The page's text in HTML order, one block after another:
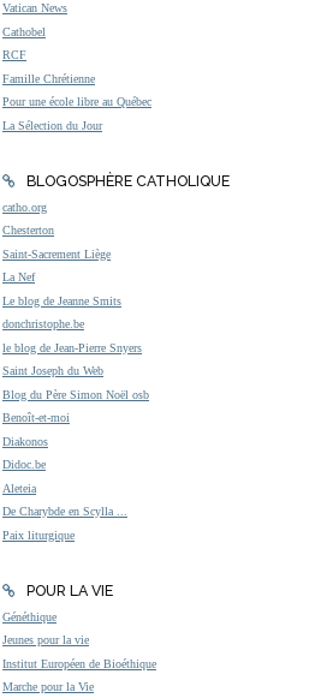
Vatican News
Cathobel
RCF
Famille Chrétienne
Pour une école libre au Québec
La Sélection du Jour
BLOGOSPHÈRE CATHOLIQUE
catho.org
Chesterton
Saint-Sacrement Liège
La Nef
Le blog de Jeanne Smits
donchristophe.be
le blog de Jean-Pierre Snyers
Saint Joseph du Web
Blog du Père Simon Noël osb
Benoît-et-moi
Diakonos
Didoc.be
Aleteia
De Charybde en Scylla ...
Paix liturgique
POUR LA VIE
Généthique
Jeunes pour la vie
Institut Européen de Bioéthique
Marche pour la Vie